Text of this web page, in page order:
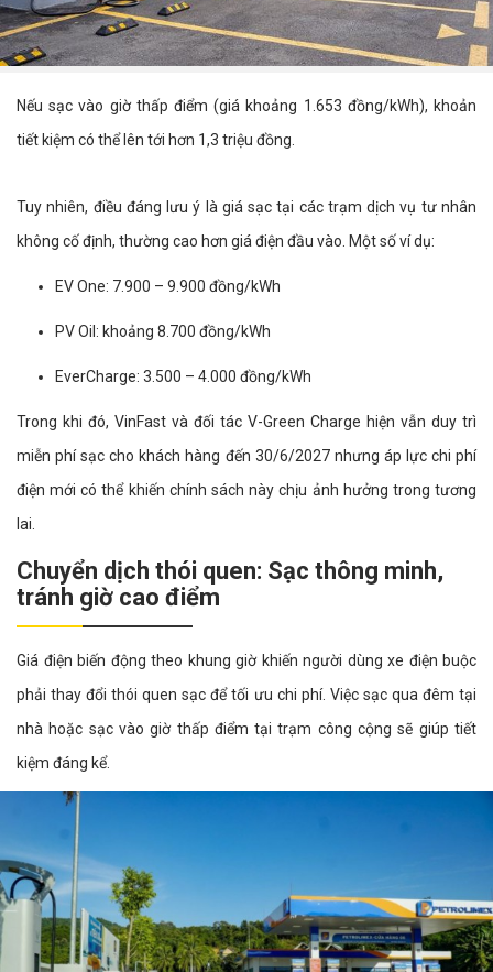
Nếu sạc vào giờ thấp điểm (giá khoảng 1.653 đồng/kWh), khoản
tiết kiệm có thể lên tới hơn 1,3 triệu đồng.
Tuy nhiên, điều đáng lưu ý là giá sạc tại các trạm dịch vụ tư nhân
không cố định, thường cao hơn giá điện đầu vào. Một số ví dụ:
EV One: 7.900 – 9.900 đồng/kWh
PV Oil: khoảng 8.700 đồng/kWh
EverCharge: 3.500 – 4.000 đồng/kWh
Trong khi đó, VinFast và đối tác V-Green Charge hiện vẫn duy trì
miễn phí sạc cho khách hàng đến 30/6/2027 nhưng áp lực chi phí
điện mới có thể khiến chính sách này chịu ảnh hưởng trong tương
lai.
Chuyển dịch thói quen: Sạc thông minh,
tránh giờ cao điểm
Giá điện biến động theo khung giờ khiến người dùng xe điện buộc
phải thay đổi thói quen sạc để tối ưu chi phí. Việc sạc qua đêm tại
nhà hoặc sạc vào giờ thấp điểm tại trạm công cộng sẽ giúp tiết
kiệm đáng kể.